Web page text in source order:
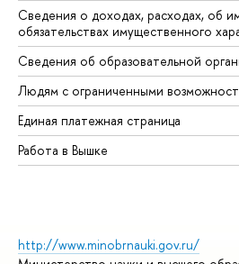
Сведения о доходах, расходах, об
обязательствах имущественного
Сведения об образовательной
Людям с ограниченными
Единая платежная страница
Работа в Вышке
http://www.minobrnauki.gov.ru/